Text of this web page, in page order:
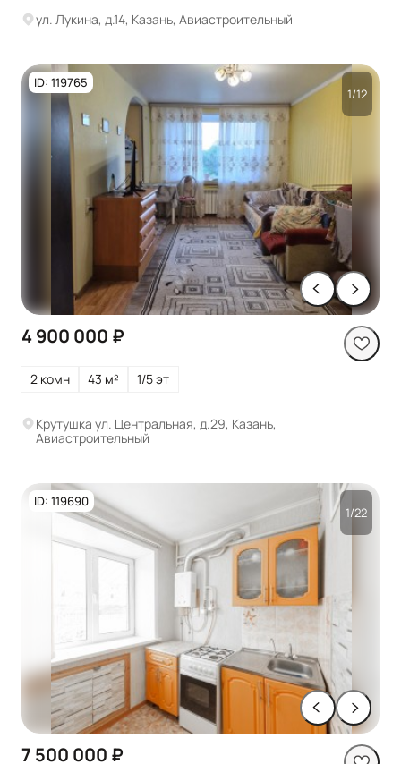
ул. Лукина, д.14, Казань, Авиастроительный
ID: 119765
1/12
4 900 000 ₽
2 комн 43 м² 1/5 эт
Крутушка ул. Центральная, д.29, Казань,
Авиастроительный
ID: 119690
1/22
7 500 000 ₽